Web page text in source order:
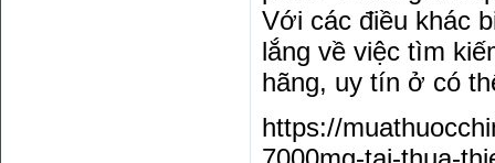
Với các điều khác
lắng về việc tìm
hãng, uy tín ở có
https://